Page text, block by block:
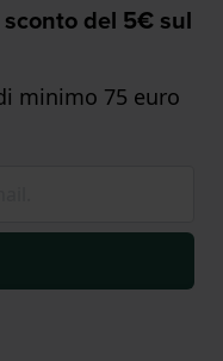
del 5€ sul
minimo 75 euro